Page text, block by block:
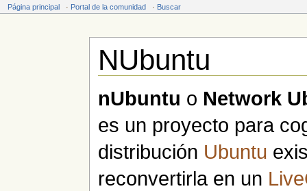
Página principal · Portal de la comunidad · Buscar
NUbuntu
nUbuntu o Network
es un proyecto para
distribución Ubuntu
reconvertirla en un